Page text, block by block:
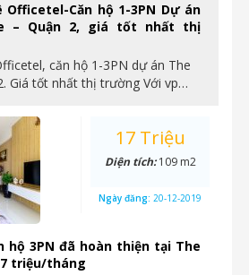
Officetel-Căn hộ 1-3PN Dự án
– Quận 2, giá tốt nhất thị
căn hộ 1-3PN dự án The
Giá tốt nhất thị trường Với vp…
hộ 3PN đã hoàn thiện tại The
triệu/tháng
17 Triệu
Diện tích:109 m2
Ngày đăng: 20-12-2019